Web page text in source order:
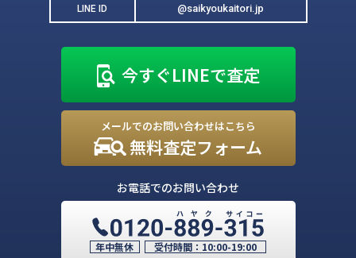
LINE ID @saikyoukaitori.jp
今すぐLINEで査定
メールでのお問い合わせはこちら
無料査定フォーム
お電話でのお問い合わせ
年中無休 受付時間： 10:00-19:00